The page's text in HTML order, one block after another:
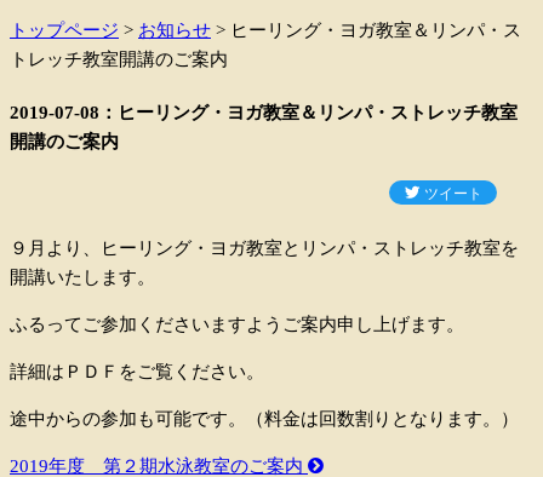
トップページ > お知らせ > ヒーリング・ヨガ教室＆リンパ・ス
トレッチ教室開講のご案内
2019-07-08：ヒーリング・ヨガ教室＆リンパ・ストレッチ教室
開講のご案内
９月より、ヒーリング・ヨガ教室とリンパ・ストレッチ教室を
開講いたします。
ふるってご参加くださいますようご案内申し上げます。
詳細はＰＤＦをご覧ください。
途中からの参加も可能です。（料金は回数割りとなります。）
2019年度 第２期水泳教室のご案内